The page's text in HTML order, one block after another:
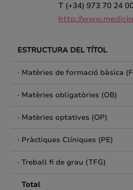
T (+34) 973 70 24
http://
ESTRUCTURA DEL TÍTOL
· Matèries de formació bàsica
· Matèries obligatòries (OB)
· Matèries optatives (OP)
· Pràctiques Clíniques (PE)
· Treball fi de grau (TFG)
Total